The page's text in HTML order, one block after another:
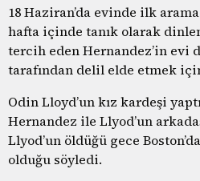
18 Haziran’da evinde ilk
hafta içinde tanık olarak
tercih eden Hernandez’in evi
tarafından delil elde etmek
Odin Lloyd’un kız kardeşi
Hernandez ile Llyod’un
Llyod’un öldüğü gece
olduğu söyledi.